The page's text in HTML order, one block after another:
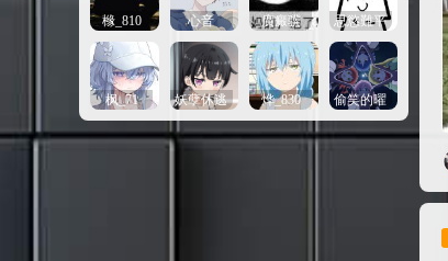
橼_810 心音 廣癜骥 思慾難平
枫_71 妖孽休逃 烨_830 偷笑的曜